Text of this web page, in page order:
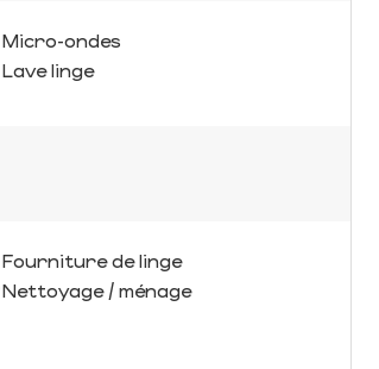
Micro-ondes
Lave linge
Fourniture de linge
Nettoyage / ménage